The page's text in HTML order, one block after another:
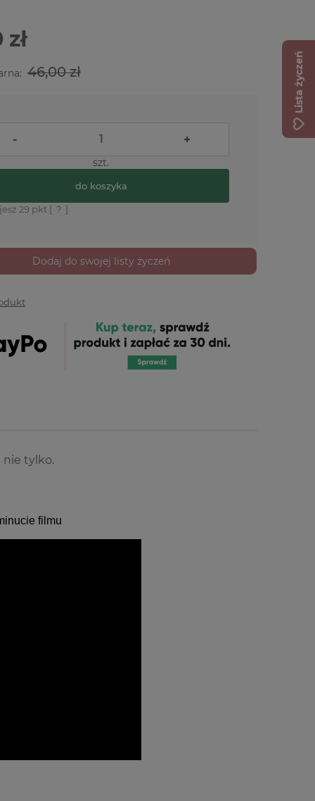
46,00 zł
- +
szt.
do koszyka
29 pkt [ ? ]
Dodaj do swojej listy życzeń
nie tylko.
filmu
Lista życzeń